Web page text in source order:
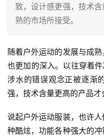
致，设计感更强，技术
熟的市场所接受。
随着户外运动的发展与成
也更加的深入。以往穿着
涉水的错误观念正被逐渐
强，技术含量更高的产品才
说起户外运动服装，也许
种酷炫，功能各种强大的